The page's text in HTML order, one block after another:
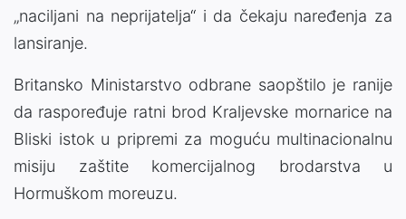
„naciljani na neprijatelja“ i da čekaju naređenja za
lansiranje.
Britansko Ministarstvo odbrane saopštilo je ranije
da raspoređuje ratni brod Kraljevske mornarice na
Bliski istok u pripremi za moguću multinacionalnu
misiju zaštite komercijalnog brodarstva u
Hormuškom moreuzu.